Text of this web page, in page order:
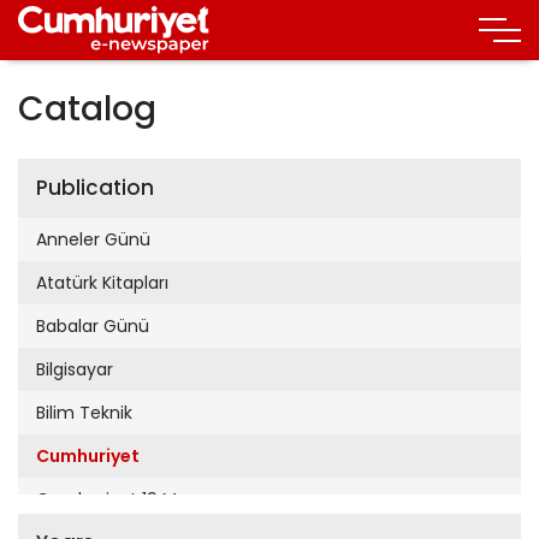
Catalog
Publication
Anneler Günü
Atatürk Kitapları
Babalar Günü
Bilgisayar
Bilim Teknik
Cumhuriyet
Cumhuriyet 19 Mayıs